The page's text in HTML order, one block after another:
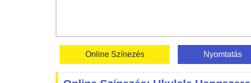
Online Színezés Nyomtatás